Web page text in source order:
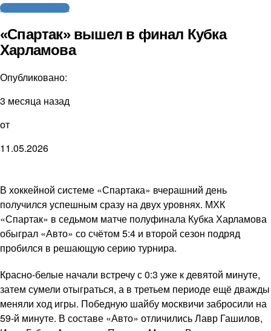
Молодежный хоккей
«Спартак» вышел в финал Кубка
Харламова
Опубликовано:
3 месяца назад
от
11.05.2026
В хоккейной системе «Спартака» вчерашний день
получился успешным сразу на двух уровнях. МХК
«Спартак» в седьмом матче полуфинала Кубка Харламова
обыграл «Авто» со счётом 5:4 и второй сезон подряд
пробился в решающую серию турнира.
Красно-белые начали встречу с 0:3 уже к девятой минуте,
затем сумели отыграться, а в третьем периоде ещё дважды
меняли ход игры. Победную шайбу москвичи забросили на
59-й минуте. В составе «Авто» отличились Лавр Гашилов,